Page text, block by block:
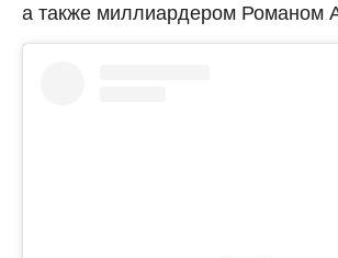
а также миллиардером Романом